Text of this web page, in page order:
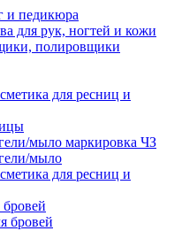
и педикюра
для рук, ногтей и кожи
полировщики
для ресниц и
мыло маркировка ЧЗ
мыло
для ресниц и
бровей